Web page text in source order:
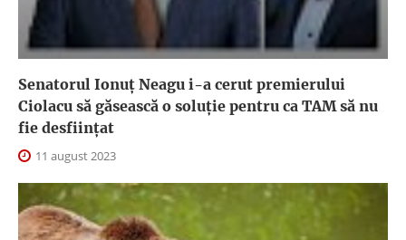
Senatorul Ionuț Neagu i-a cerut premierului
Ciolacu să găsească o soluție pentru ca TAM să nu
fie desființat
11 august 2023